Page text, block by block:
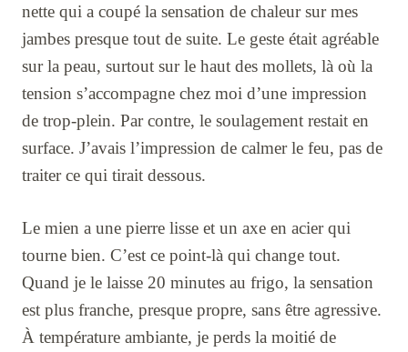
nette qui a coupé la sensation de chaleur sur mes
jambes presque tout de suite. Le geste était agréable
sur la peau, surtout sur le haut des mollets, là où la
tension s’accompagne chez moi d’une impression
de trop-plein. Par contre, le soulagement restait en
surface. J’avais l’impression de calmer le feu, pas de
traiter ce qui tirait dessous.
Le mien a une pierre lisse et un axe en acier qui
tourne bien. C’est ce point-là qui change tout.
Quand je le laisse 20 minutes au frigo, la sensation
est plus franche, presque propre, sans être agressive.
À température ambiante, je perds la moitié de